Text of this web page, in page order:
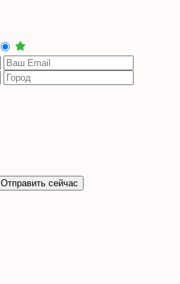
Отправить сейчас